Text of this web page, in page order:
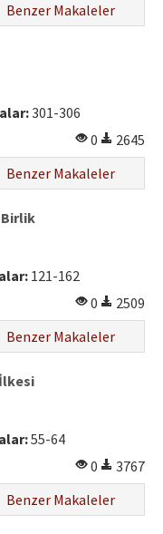
Benzer Makaleler
301-306
0
2645
Benzer Makaleler
Birlik
121-162
0
2509
Benzer Makaleler
55-64
0
3767
Benzer Makaleler